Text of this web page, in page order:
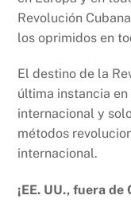
Revolución
los oprimidos en
El destino de la
última instancia
internacional y
métodos
internacional.
¡EE. UU., fuera de